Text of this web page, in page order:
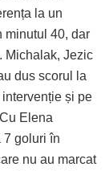
la un
minutul 40, dar
Michalak, Jezic
dus scorul la
și pe
Elena
7 goluri în
nu au marcat